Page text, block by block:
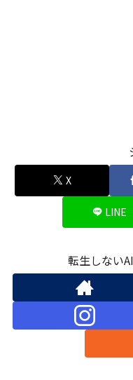
X
LINE
転生しない